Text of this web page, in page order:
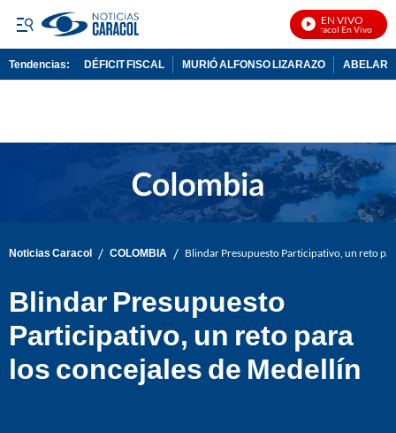
EN VIVO
Noticias Caracol En Vivo
Tendencias: DÉFICIT FISCAL MURIÓ ALFONSO LIZARAZO
Noticias Caracol / COLOMBIA / Blindar Presupuesto Participativo, un reto
Blindar Presupuesto
Participativo, un reto para
los concejales de Medellín